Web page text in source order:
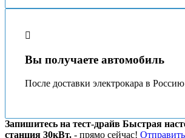
Вы получаете автомобиль
После доставки электрокара в Россию
Запишитесь на тест-драйв Быстрая
станция 30кВт. - прямо сейчас!